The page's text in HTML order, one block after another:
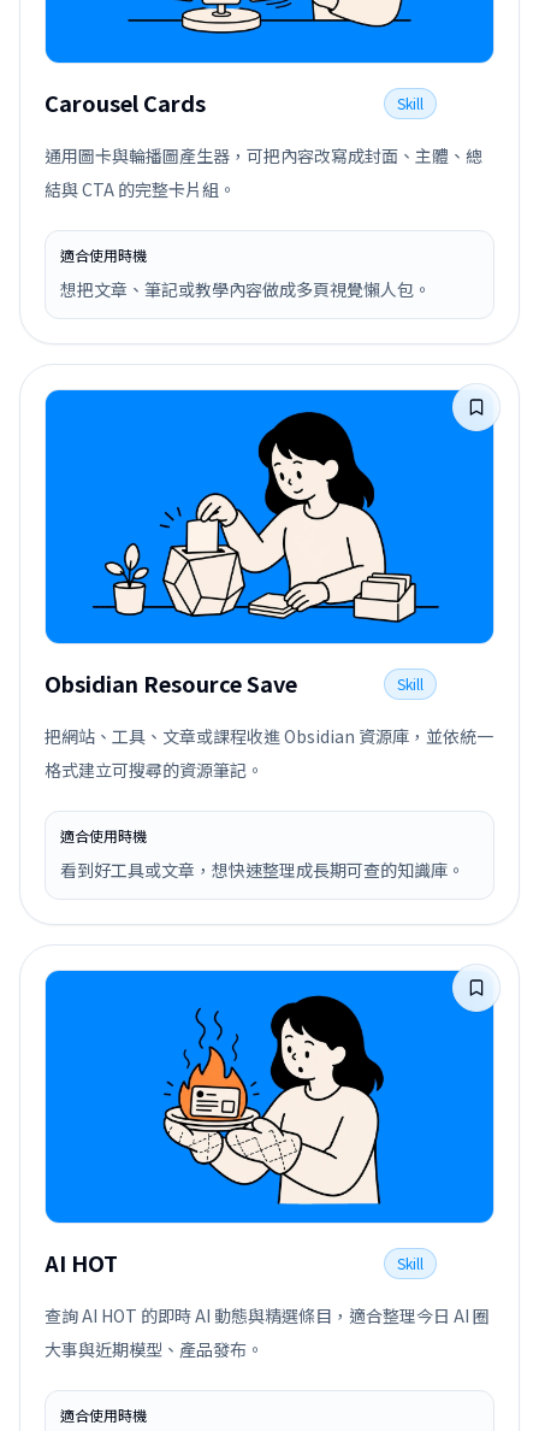
Carousel Cards Skill
通用圖卡與輪播圖產生器，可把內容改寫成封面、主體、總
結與 CTA 的完整卡片組。
適合使用時機
想把文章、筆記或教學內容做成多頁視覺懶人包。
Obsidian Resource Save Skill
把網站、工具、文章或課程收進 Obsidian 資源庫，並依統一
格式建立可搜尋的資源筆記。
適合使用時機
看到好工具或文章，想快速整理成長期可查的知識庫。
AI HOT Skill
查詢 AI HOT 的即時 AI 動態與精選條目，適合整理今日 AI 圈
大事與近期模型、產品發布。
適合使用時機